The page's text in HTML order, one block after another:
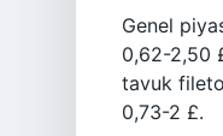
Genel
0,62-2,50
tavuk
0,73-2 £.